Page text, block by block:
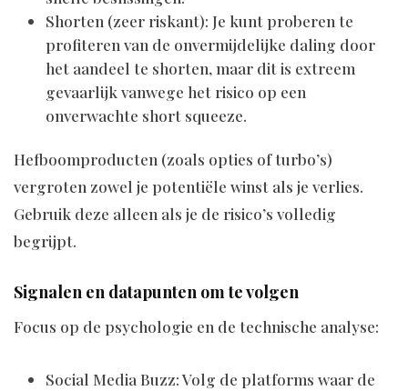
Shorten (zeer riskant): Je kunt proberen te
profiteren van de onvermijdelijke daling door
het aandeel te shorten, maar dit is extreem
gevaarlijk vanwege het risico op een
onverwachte short squeeze.
Hefboomproducten (zoals opties of turbo’s)
vergroten zowel je potentiële winst als je verlies.
Gebruik deze alleen als je de risico’s volledig
begrijpt.
Signalen en datapunten om te volgen
Focus op de psychologie en de technische analyse:
Social Media Buzz: Volg de platforms waar de